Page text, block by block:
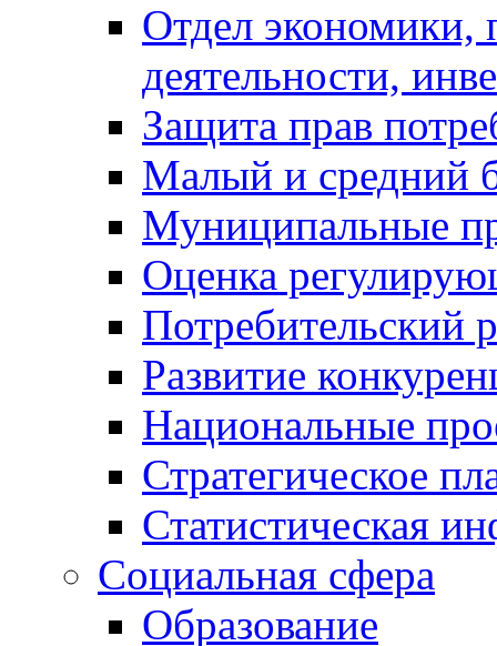
Отдел экономики,
деятельности,
Защита прав
Малый и средний
Муниципальные
Оценка
Потребительский
Развитие
Национальные
Стратегическое
Статистическая
Социальная сфера
Образование